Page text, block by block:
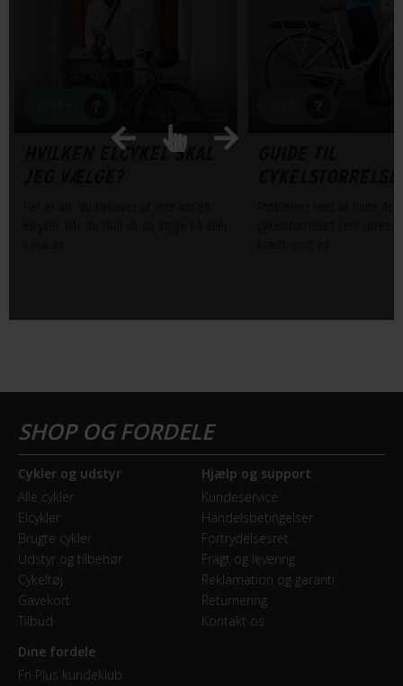
HVILKEN ELCYKEL SKAL
Cykler og udstyr
Alle cykler
Elcykler
Brugte cykler
Udstyr og tilbehør
Cykeltøj
Gavekort
Tilbud
Hjælp og support
Kundeservice
Handelsbetingelser
Fortrydelsesret
Fragt og levering
Reklamation og garanti
Returnering
Kontakt os
Dine fordele
Fri Plus kundeklub